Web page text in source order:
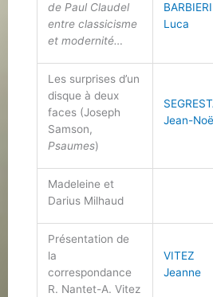
de Paul Claudel
entre classicisme
et modernité…
BARBIERI
Luca
Les surprises d’un
disque à deux
faces (Joseph
Samson,
Psaumes)
Jean-
Madeleine et
Darius Milhaud
Présentation de
la
correspondance
R. Nantet-A. Vitez
VITEZ
Jeanne